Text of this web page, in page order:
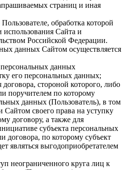
страниц и иная
обработка которой
использования Сайта и
Российской Федерации.
данных Сайтом осуществляется
персональных данных
его персональных данных;
стороной которого, либо
поручителем по которому
данных (Пользователь), в том
Сайтом своего права на уступку
договору, а также для
субъекта персональных
договора, по которому субъект
являться выгодоприобретателем
неограниченного круга лиц к